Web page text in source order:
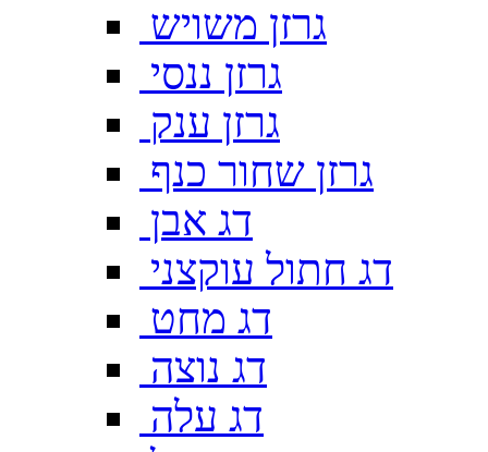
גרזן משויש
גרזן ננסי
גרזן ענק
גרזן שחור כנף
דג אבן
דג חתול עוקצני
דג מחט
דג נוצה
דג עלה